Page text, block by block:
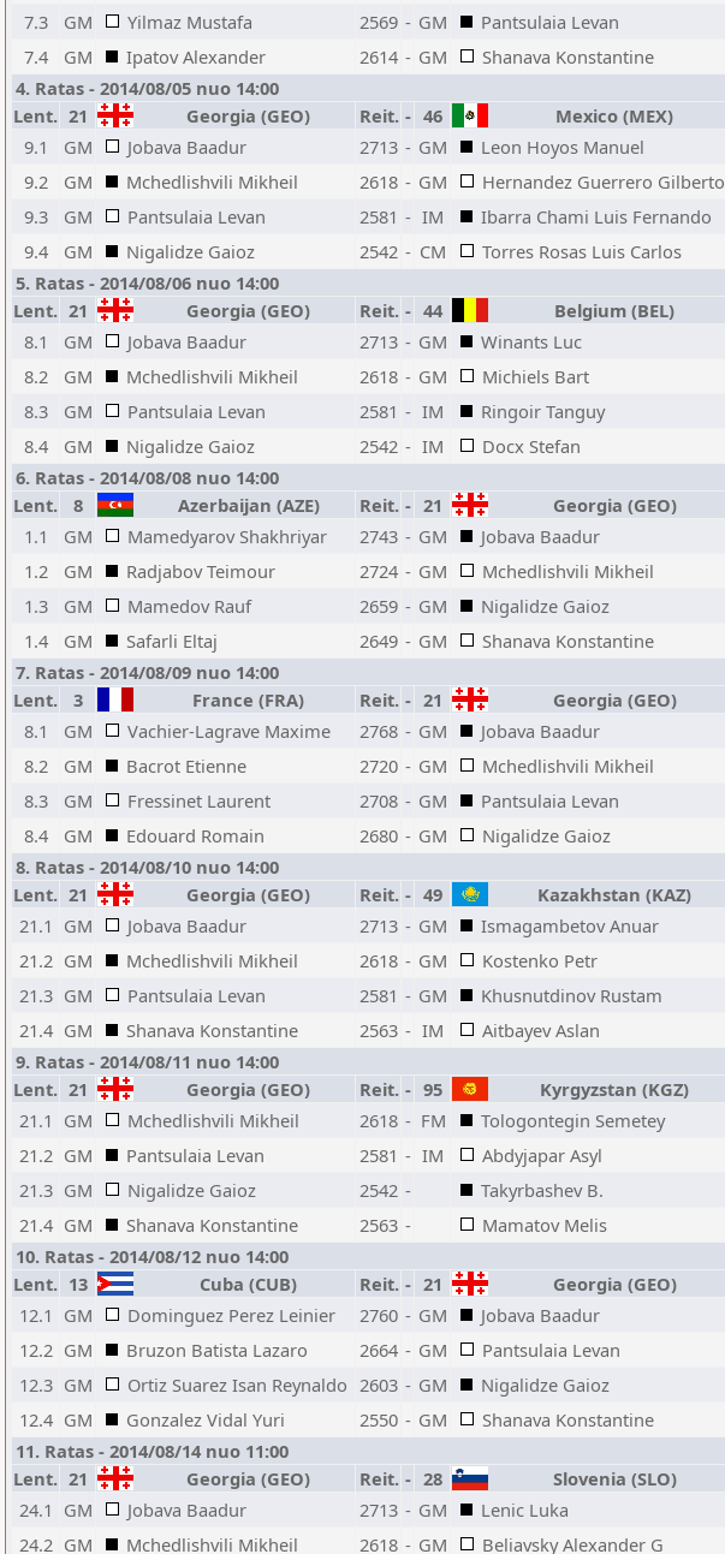
7.3
GM Yilmaz Mustafa 2569 - GM Pantsulaia Levan
7.4
GM Ipatov Alexander 2614 - GM Shanava Konstantine
4. Ratas - 2014/08/05 nuo 14:00
Lent. 21 Georgia (GEO) Reit. - 46 Mexico (MEX)
9.1
GM Jobava Baadur 2713 - GM Leon Hoyos Manuel
9.2
GM Mchedlishvili Mikheil 2618 - GM Hernandez Guerrero Gilberto
9.3
GM Pantsulaia Levan 2581 - IM Ibarra Chami Luis Fernando
9.4
GM Nigalidze Gaioz 2542 - CM Torres Rosas Luis Carlos
5. Ratas - 2014/08/06 nuo 14:00
Lent. 21 Georgia (GEO) Reit. - 44 Belgium (BEL)
8.1
GM Jobava Baadur 2713 - GM Winants Luc
8.2
GM Mchedlishvili Mikheil 2618 - GM Michiels Bart
8.3
GM Pantsulaia Levan 2581 - IM Ringoir Tanguy
8.4
GM Nigalidze Gaioz 2542 - IM Docx Stefan
6. Ratas - 2014/08/08 nuo 14:00
Lent.
8 Azerbaijan (AZE) Reit. - 21 Georgia (GEO)
1.1
GM Mamedyarov Shakhriyar 2743 - GM Jobava Baadur
1.2
GM Radjabov Teimour 2724 - GM Mchedlishvili Mikheil
1.3
GM Mamedov Rauf 2659 - GM Nigalidze Gaioz
1.4
GM Safarli Eltaj 2649 - GM Shanava Konstantine
7. Ratas - 2014/08/09 nuo 14:00
Lent.
3 France (FRA) Reit. - 21 Georgia (GEO)
8.1
GM Vachier-Lagrave Maxime 2768 - GM Jobava Baadur
8.2
GM Bacrot Etienne 2720 - GM Mchedlishvili Mikheil
8.3
GM Fressinet Laurent 2708 - GM Pantsulaia Levan
8.4
GM Edouard Romain 2680 - GM Nigalidze Gaioz
8. Ratas - 2014/08/10 nuo 14:00
Lent. 21 Georgia (GEO) Reit. - 49 Kazakhstan (KAZ)
21.1 GM Jobava Baadur 2713 - GM Ismagambetov Anuar
21.2 GM Mchedlishvili Mikheil 2618 - GM Kostenko Petr
21.3 GM Pantsulaia Levan 2581 - GM Khusnutdinov Rustam
21.4 GM Shanava Konstantine 2563 - IM Aitbayev Aslan
9. Ratas - 2014/08/11 nuo 14:00
Lent. 21 Georgia (GEO) Reit. - 95 Kyrgyzstan (KGZ)
21.1 GM Mchedlishvili Mikheil 2618 - FM Tologontegin Semetey
21.2 GM Pantsulaia Levan 2581 - IM Abdyjapar Asyl
21.3 GM Nigalidze Gaioz 2542 - Takyrbashev B.
21.4 GM Shanava Konstantine 2563 - Mamatov Melis
10. Ratas - 2014/08/12 nuo 14:00
Lent. 13 Cuba (CUB) Reit. - 21 Georgia (GEO)
12.1 GM Dominguez Perez Leinier 2760 - GM Jobava Baadur
12.2 GM Bruzon Batista Lazaro 2664 - GM Pantsulaia Levan
12.3 GM Ortiz Suarez Isan Reynaldo 2603 - GM Nigalidze Gaioz
12.4 GM Gonzalez Vidal Yuri 2550 - GM Shanava Konstantine
11. Ratas - 2014/08/14 nuo 11:00
Lent. 21 Georgia (GEO) Reit. - 28 Slovenia (SLO)
24.1 GM Jobava Baadur 2713 - GM Lenic Luka
24.2 GM Mchedlishvili Mikheil 2618 - GM Beliavsky Alexander G